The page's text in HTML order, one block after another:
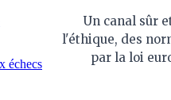
échecs
Un canal sûr
l'éthique, des
par la loi